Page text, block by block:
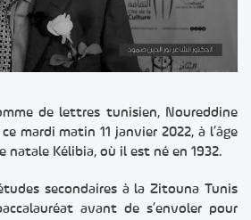
de lettres tunisien, Noureddine
mardi matin 11 janvier 2022, à l’âge
natale Kélibia, où il est né en 1932.
secondaires à la Zitouna Tunis
avant de s’envoler pour